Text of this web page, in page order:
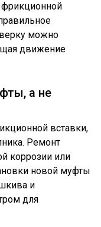
можно
движение
а не
вставки,
Ремонт
коррозии или
новой муфты
и
для